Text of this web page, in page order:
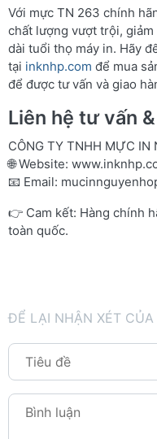
Với mực TN 263 chính
chất lượng vượt trội,
dài tuổi thọ máy in. Hãy
tại inknhp.com để mua
để được tư vấn và giao
Liên hệ tư vấn
CÔNG TY TNHH MỰC IN
🌐 Website:
📧 Email:
👉 Cam kết: Hàng chính
toàn quốc.
ĐỂ LẠI NHẬN XÉT CỦA